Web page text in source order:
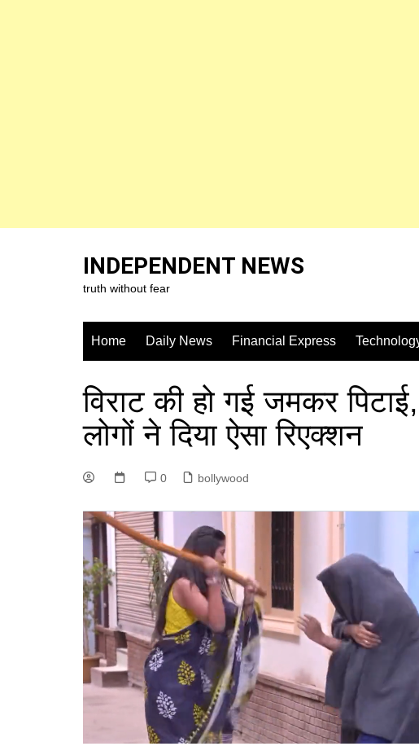
INDEPENDENT NEWS
truth without fear
Home Daily News Financial Express
विराट की हो गई जमकर
लोगों ने दिया ऐसा रिएक्शन
0 bollywood